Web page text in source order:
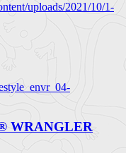
uploads/2021/10/1-
WRANGLER